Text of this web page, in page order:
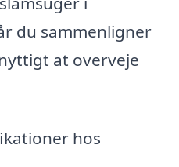
du sammenligner
at overveje
hos